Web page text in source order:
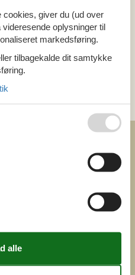
cookies, giver du (ud over
oplysninger til
markedsføring.
tilbagekalde dit samtykke